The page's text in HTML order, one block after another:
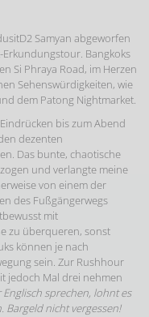
Samyan abgeworfen
Bangkoks
Si Phraya Road, im Herzen
Sehenswürdigkeiten, wie
dem Patong Nightmarket.
bis zum Abend
dezenten
Das bunte, chaotische
und verlangte meine
von einem der
des Fußgängerwegs
mit
zu überqueren, sonst
können je nach
sein. Zur Rushhour
jedoch Mal drei nehmen
sprechen, lohnt es
Bargeld nicht vergessen!